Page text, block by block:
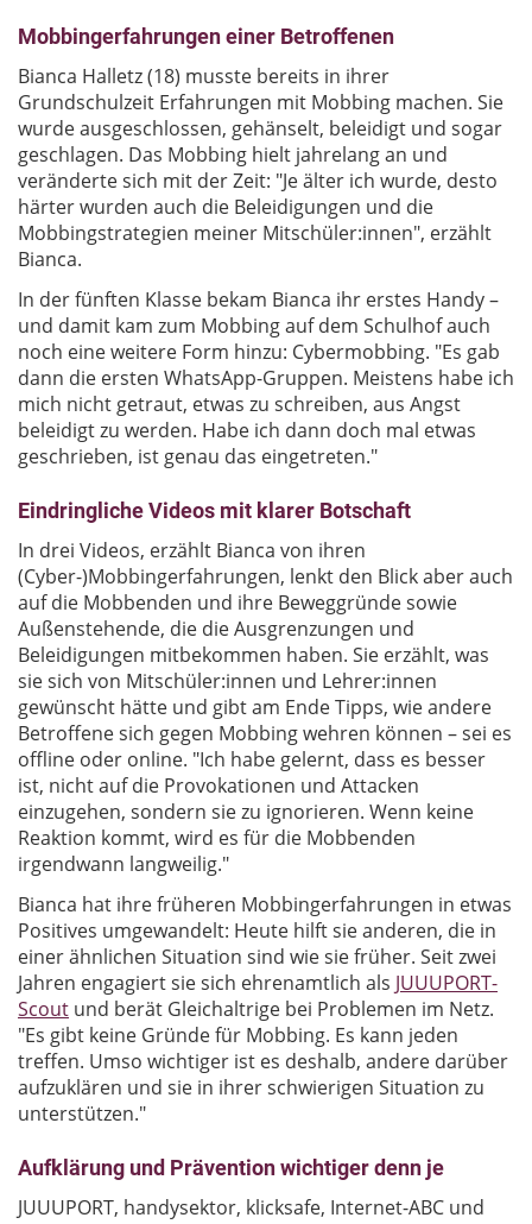
Mobbingerfahrungen einer Betroffenen
Bianca Halletz (18) musste bereits in ihrer
Grundschulzeit Erfahrungen mit Mobbing machen. Sie
wurde ausgeschlossen, gehänselt, beleidigt und sogar
geschlagen. Das Mobbing hielt jahrelang an und
veränderte sich mit der Zeit: "Je älter ich wurde, desto
härter wurden auch die Beleidigungen und die
Mobbingstrategien meiner Mitschüler:innen", erzählt
Bianca.
In der fünften Klasse bekam Bianca ihr erstes Handy ­­­–
und damit kam zum Mobbing auf dem Schulhof auch
noch eine weitere Form hinzu: Cybermobbing. "Es gab
dann die ersten WhatsApp-Gruppen. Meistens habe ich
mich nicht getraut, etwas zu schreiben, aus Angst
beleidigt zu werden. Habe ich dann doch mal etwas
geschrieben, ist genau das eingetreten."
Eindringliche Videos mit klarer Botschaft
In drei Videos, erzählt Bianca von ihren
(Cyber-)Mobbingerfahrungen, lenkt den Blick aber auch
auf die Mobbenden und ihre Beweggründe sowie
Außenstehende, die die Ausgrenzungen und
Beleidigungen mitbekommen haben. Sie erzählt, was
sie sich von Mitschüler:innen und Lehrer:innen
gewünscht hätte und gibt am Ende Tipps, wie andere
Betroffene sich gegen Mobbing wehren können ­– sei es
offline oder online. "Ich habe gelernt, dass es besser
ist, nicht auf die Provokationen und Attacken
einzugehen, sondern sie zu ignorieren. Wenn keine
Reaktion kommt, wird es für die Mobbenden
irgendwann langweilig."
Bianca hat ihre früheren Mobbingerfahrungen in etwas
Positives umgewandelt: Heute hilft sie anderen, die in
einer ähnlichen Situation sind wie sie früher. Seit zwei
Jahren engagiert sie sich ehrenamtlich als JUUUPORT-
Scout und berät Gleichaltrige bei Problemen im Netz.
"Es gibt keine Gründe für Mobbing. Es kann jeden
treffen. Umso wichtiger ist es deshalb, andere darüber
aufzuklären und sie in ihrer schwierigen Situation zu
unterstützen."
Aufklärung und Prävention wichtiger denn je
JUUUPORT, handysektor, klicksafe, Internet-ABC und